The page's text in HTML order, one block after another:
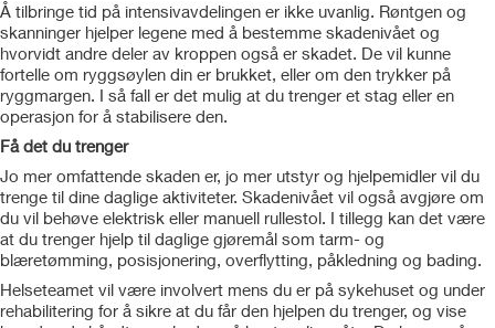
Å tilbringe tid på intensivavdelingen er ikke uvanlig. Røntgen og
skanninger hjelper legene med å bestemme skadenivået og
hvorvidt andre deler av kroppen også er skadet. De vil kunne
fortelle om ryggsøylen din er brukket, eller om den trykker på
ryggmargen. I så fall er det mulig at du trenger et stag eller en
operasjon for å stabilisere den.
Få det du trenger
Jo mer omfattende skaden er, jo mer utstyr og hjelpemidler vil du
trenge til dine daglige aktiviteter. Skadenivået vil også avgjøre om
du vil behøve elektrisk eller manuell rullestol. I tillegg kan det være
at du trenger hjelp til daglige gjøremål som tarm- og
blæretømming, posisjonering, overflytting, påkledning og bading.
Helseteamet vil være involvert mens du er på sykehuset og under
rehabilitering for å sikre at du får den hjelpen du trenger, og vise